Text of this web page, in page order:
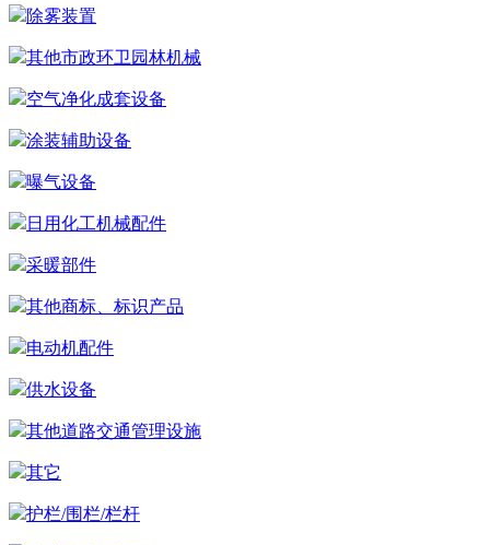
除雾装置
其他市政环卫园林机械
空气净化成套设备
涂装辅助设备
曝气设备
日用化工机械配件
采暖部件
其他商标、标识产品
电动机配件
供水设备
其他道路交通管理设施
其它
护栏/围栏/栏杆